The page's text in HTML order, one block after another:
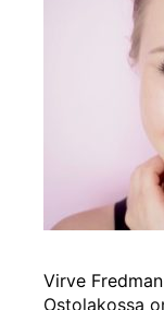
Virve Fredman
Ostolakossa